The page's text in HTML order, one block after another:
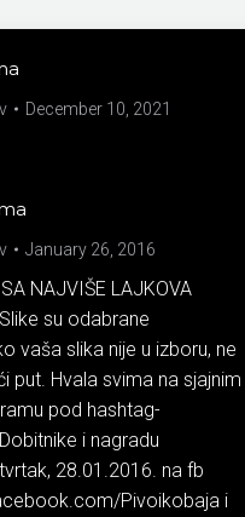
December 10, 2021
January 26, 2016
NAJVIŠE LAJKOVA
su odabrane
vaša slika nije u izboru, ne
put. Hvala svima na sjajnim
pod hashtag-
i nagradu
28.01.2016. na fb
Pivoikobaja i